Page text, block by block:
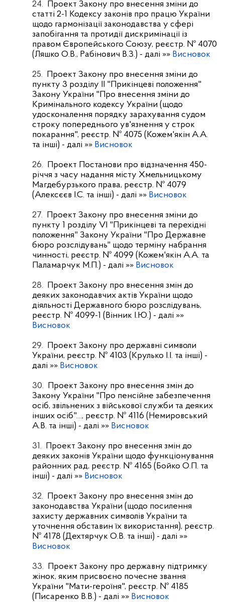
24.
Проект Закону про внесення зміни до
статті 2-1 Кодексу законів про працю України
щодо гармонізації законодавства у сфері
запобігання та протидії дискримінації із
правом Європейського Союзу, реєстр. № 4070
(Ляшко О.В., Рабінович В.З.) - далі »» Висновок
25.
Проект Закону про внесення зміни до
пункту 3 розділу ІІ "Прикінцеві положення"
Закону України "Про внесення зміни до
Кримінального кодексу України (щодо
удосконалення порядку зарахування судом
строку попереднього ув'язнення у строк
покарання", реєстр. № 4075 (Кожем'якін А.А.
та інші) - далі »» Висновок
26.
Проект Постанови про відзначення 450-
річчя з часу надання місту Хмельницькому
Магдебурзького права, реєстр. № 4079
(Алексєєв І.С. та інші) - далі »» Висновок
27.
Проект Закону про внесення зміни до
пункту 1 розділу VI "Прикінцеві та перехідні
положення" Закону України "Про Державне
бюро розслідувань" щодо терміну набрання
чинності, реєстр. № 4099 (Кожем'якін А.А. та
Паламарчук М.П.) - далі »» Висновок
28.
Проект Закону про внесення змін до
деяких законодавчих актів України щодо
діяльності Державного бюро розслідувань,
реєстр. № 4099-1 (Вінник І.Ю.) - далі »»
Висновок
29.
Проект Закону про державні символи
України, реєстр. № 4103 (Крулько І.І. та інші) -
далі »» Висновок
30.
Проект Закону про внесення змін до
Закону України "Про пенсійне забезпечення
осіб, звільнених з військової служби та деяких
інших осіб"…, реєстр. № 4116 (Немировський
А.В. та інші) - далі »» Висновок
31.
Проект Закону про внесення змін до
деяких законів України щодо функціонування
районних рад, реєстр. № 4165 (Бойко О.П. та
інші) - далі »» Висновок
32.
Проект Закону про внесення змін до
законодавства України (щодо посилення
захисту державних символів України та
уточнення обставин їх використання), реєстр.
№ 4178 (Дехтярчук О.В. та інші) - далі »»
Висновок
33.
Проект Закону про державну підтримку
жінок, яким присвоєно почесне звання
України "Мати-героїня", реєстр. № 4185
(Писаренко В.В.) - далі »» Висновок